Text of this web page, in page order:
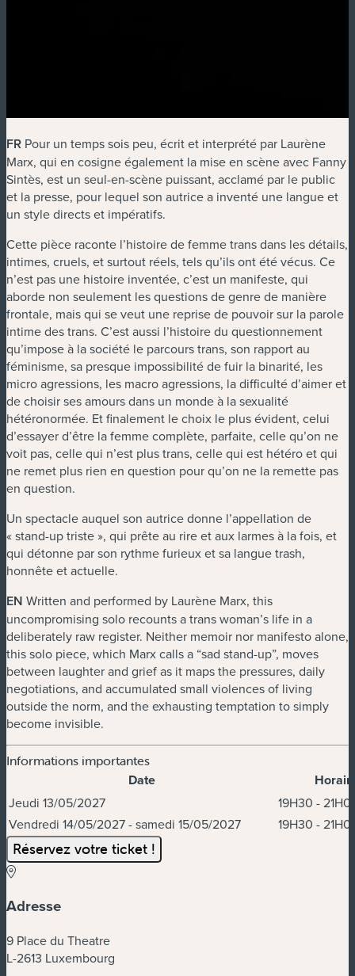
FR Pour un temps sois peu, écrit et interprété par Laurène
Marx, qui en cosigne également la mise en scène avec Fanny
Sintès, est un seul-en-scène puissant, acclamé par le public
et la presse, pour lequel son autrice a inventé une langue et
un style directs et impératifs.
Cette pièce raconte l’histoire de femme trans dans les détails,
intimes, cruels, et surtout réels, tels qu’ils ont été vécus. Ce
n’est pas une histoire inventée, c’est un manifeste, qui
aborde non seulement les questions de genre de manière
frontale, mais qui se veut une reprise de pouvoir sur la parole
intime des trans. C’est aussi l’histoire du questionnement
qu’impose à la société le parcours trans, son rapport au
féminisme, sa presque impossibilité de fuir la binarité, les
micro agressions, les macro agressions, la difficulté d’aimer et
de choisir ses amours dans un monde à la sexualité
hétéronormée. Et finalement le choix le plus évident, celui
d’essayer d’être la femme complète, parfaite, celle qu’on ne
voit pas, celle qui n’est plus trans, celle qui est hétéro et qui
ne remet plus rien en question pour qu’on ne la remette pas
en question.
Un spectacle auquel son autrice donne l’appellation de
« stand-up triste », qui prête au rire et aux larmes à la fois, et
qui détonne par son rythme furieux et sa langue trash,
honnête et actuelle.
EN Written and performed by Laurène Marx, this
uncompromising solo recounts a trans woman’s life in a
deliberately raw register. Neither memoir nor manifesto alone,
this solo piece, which Marx calls a “sad stand-up”, moves
between laughter and grief as it maps the pressures, daily
negotiations, and accumulated small violences of living
outside the norm, and the exhausting temptation to simply
become invisible.
Informations importantes
Dates et horaires
Date
Jeudi 13/05/2027
19H30 -
Vendredi 14/05/2027 - samedi 15/05/2027
19H30 -
Réservez votre ticket !
Adresse
9 Place du Theatre
L-2613 Luxembourg